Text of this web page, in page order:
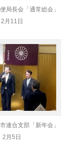
局長会「通常総会」
2月11日
連合支部「新年会」
2月5日